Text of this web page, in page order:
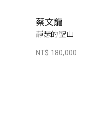
蔡文龍
靜瑟的聖山
NT$ 180,000